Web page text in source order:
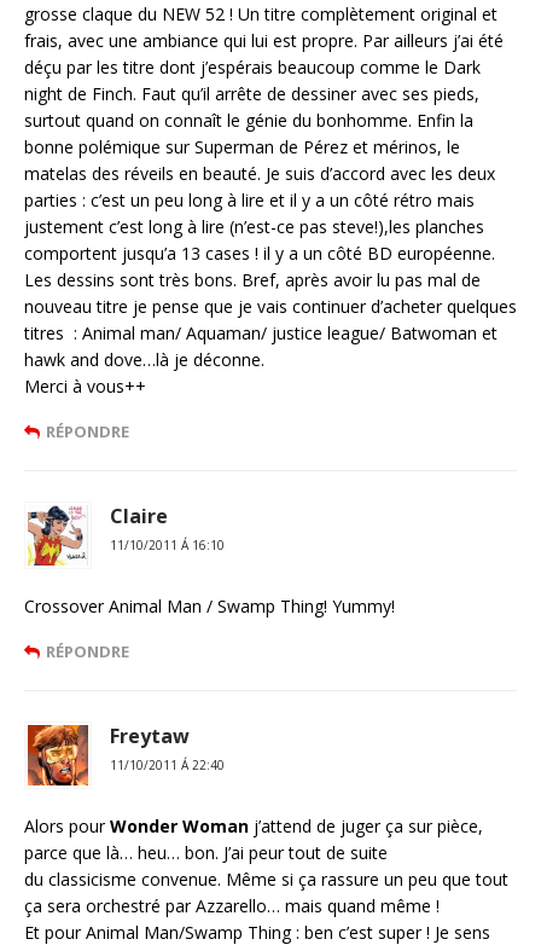
grosse claque du NEW 52 ! Un titre complètement original et
frais, avec une ambiance qui lui est propre. Par ailleurs j’ai été
déçu par les titre dont j’espérais beaucoup comme le Dark
night de Finch. Faut qu’il arrête de dessiner avec ses pieds,
surtout quand on connaît le génie du bonhomme. Enfin la
bonne polémique sur Superman de Pérez et mérinos, le
matelas des réveils en beauté. Je suis d’accord avec les deux
parties : c’est un peu long à lire et il y a un côté rétro mais
justement c’est long à lire (n’est-ce pas steve!),les planches
comportent jusqu’a 13 cases ! il y a un côté BD européenne.
Les dessins sont très bons. Bref, après avoir lu pas mal de
nouveau titre je pense que je vais continuer d’acheter quelques
titres : Animal man/ Aquaman/ justice league/ Batwoman et
hawk and dove…là je déconne.
Merci à vous++
RÉPONDRE
Claire
11/10/2011 Á 16:10
Crossover Animal Man / Swamp Thing! Yummy!
RÉPONDRE
Freytaw
11/10/2011 Á 22:40
Alors pourWonder Woman j’attend de juger ça sur pièce,
parce que là… heu… bon. J’ai peur tout de suite
du classicisme convenue. Même si ça rassure un peu que tout
ça sera orchestré par Azzarello… mais quand même !
Et pour Animal Man/Swamp Thing : ben c’est super ! Je sens